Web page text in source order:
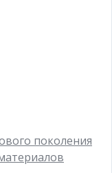
поколения